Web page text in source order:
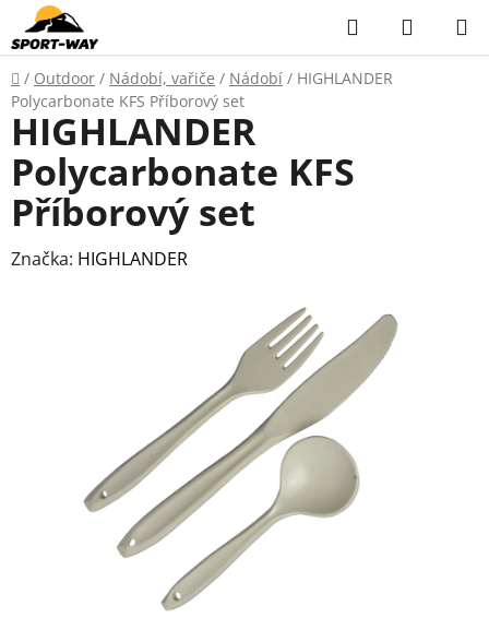
Přejít
na
obsah
Hledat
KOŠÍK
Domů
/ Outdoor / Nádobí, vařiče / Nádobí / HIGHLANDER
Polycarbonate KFS Příborový set
HIGHLANDER
Polycarbonate KFS
Příborový set
Značka: HIGHLANDER